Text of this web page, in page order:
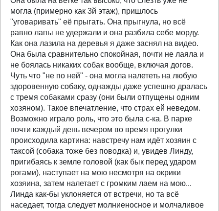
могла (примерно как 3й этаж), пришлось
"уговаривать" её прыгать. Она прыгнула, но всё
равно лапы не удержали и она разбила себе морду.
Как она лазила на деревья я даже заснял на видео.
Она была сравнительно спокойная, почти не лаяла и
не боялась никаких собак вообще, включая догов.
Чуть что "не по ней" - она могла налететь на любую
здоровенную собаку, однажды даже успешно дралась
с тремя собаками сразу (они были отпущены одним
хозяном). Такое впечатление, что страх ей неведом.
Возможно играло роль, что это была с-ка. В парке
почти каждый день вечером во время прогулки
происходила картина: навстречу нам идёт хозяин с
таксой (собака тоже без поводка) и, увидев Линду,
пригибаясь к земле головой (как бык перед ударом
рогами), наступает на мою несмотря на окрики
хозяина, затем налетает с громким лаем на мою...
Линда как-бы уклоняется от встречи, но та всё
наседает, тогда следует молниеносное и молчаливое